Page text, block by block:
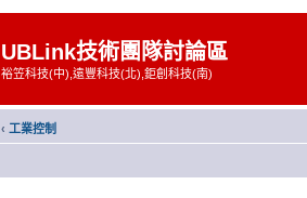
UBLink技術團隊討論區
裕笠科技(中),遠豐科技(北),鉅創科技(南)
‹ 工業控制